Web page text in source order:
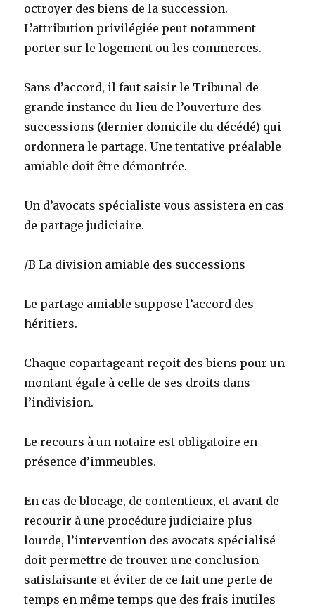
octroyer des biens de la succession.
L’attribution privilégiée peut notamment
porter sur le logement ou les commerces.
Sans d’accord, il faut saisir le Tribunal de
grande instance du lieu de l’ouverture des
successions (dernier domicile du décédé) qui
ordonnera le partage. Une tentative préalable
amiable doit être démontrée.
Un d’avocats spécialiste vous assistera en cas
de partage judiciaire.
/B La division amiable des successions
Le partage amiable suppose l’accord des
héritiers.
Chaque copartageant reçoit des biens pour un
montant égale à celle de ses droits dans
l’indivision.
Le recours à un notaire est obligatoire en
présence d’immeubles.
En cas de blocage, de contentieux, et avant de
recourir à une procédure judiciaire plus
lourde, l’intervention des avocats spécialisé
doit permettre de trouver une conclusion
satisfaisante et éviter de ce fait une perte de
temps en même temps que des frais inutiles